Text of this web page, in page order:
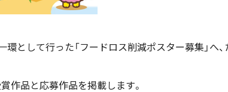
として行った「フードロス削減ポスター募集」へ
賞作品と応募作品を掲載します。